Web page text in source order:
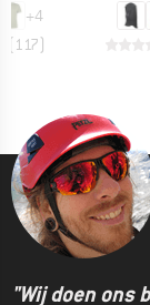
+4
(117)
"Wij doen ons